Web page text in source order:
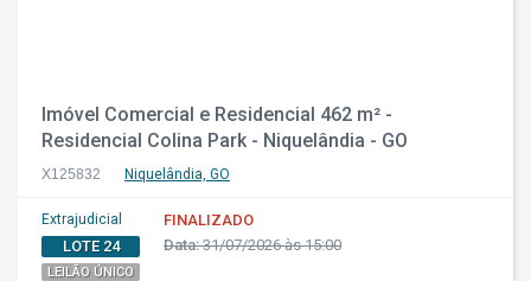
Imóvel Comercial e Residencial 462 m² -
Residencial Colina Park - Niquelândia - GO
X125832 Niquelândia, GO
Extrajudicial
LOTE 24
LEILÃO ÚNICO
FINALIZADO
Data:31/07/2026 às 15:00